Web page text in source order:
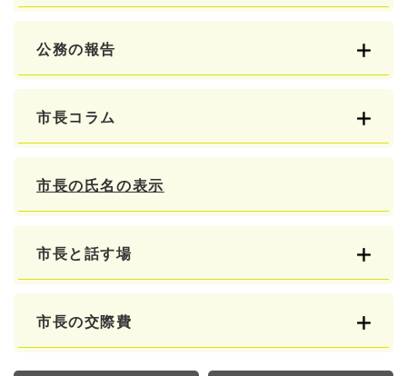
公務の報告
市長コラム
市長の氏名の表示
市長と話す場
市長の交際費